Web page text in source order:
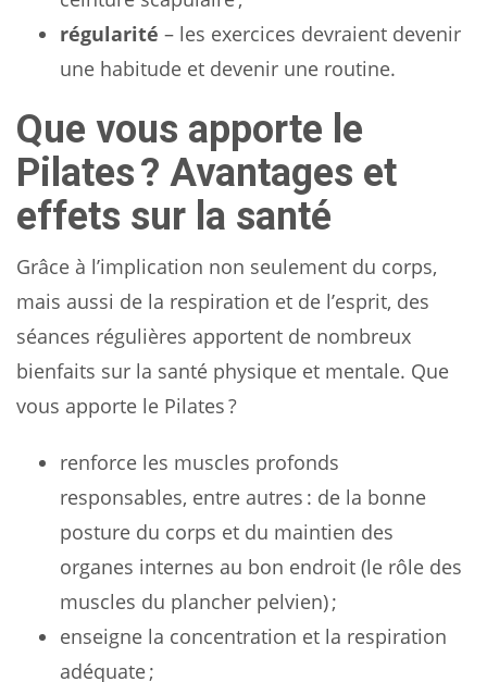
régularité – les exercices devraient devenir
une habitude et devenir une routine.
Que vous apporte le
Pilates ? Avantages et
effets sur la santé
Grâce à l’implication non seulement du corps,
mais aussi de la respiration et de l’esprit, des
séances régulières apportent de nombreux
bienfaits sur la santé physique et mentale. Que
vous apporte le Pilates ?
renforce les muscles profonds
responsables, entre autres : de la bonne
posture du corps et du maintien des
organes internes au bon endroit (le rôle des
muscles du plancher pelvien) ;
enseigne la concentration et la respiration
adéquate ;